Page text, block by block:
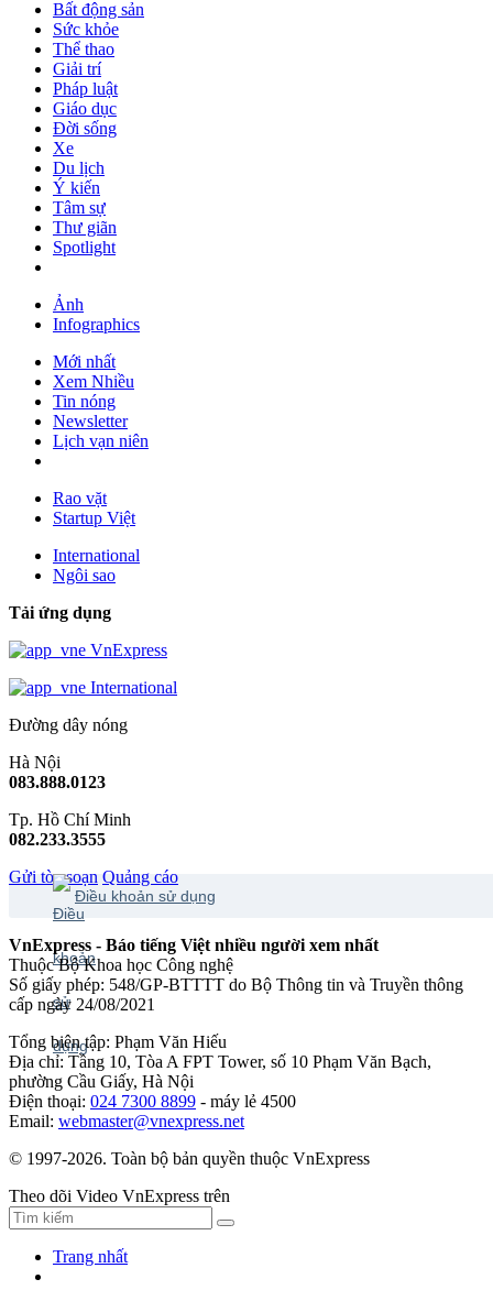
Bất động sản
Sức khỏe
Thể thao
Giải trí
Pháp luật
Giáo dục
Đời sống
Xe
Du lịch
Ý kiến
Tâm sự
Thư giãn
Spotlight
Ảnh
Infographics
Mới nhất
Xem Nhiều
Tin nóng
Newsletter
Lịch vạn niên
Rao vặt
Startup Việt
International
Ngôi sao
Tải ứng dụng
VnExpress
International
Đường dây nóng
Hà Nội
083.888.0123
Tp. Hồ Chí Minh
082.233.3555
Gửi tòa soạn Quảng cáo
Điều khoản sử dụng
VnExpress - Báo tiếng Việt nhiều người xem nhất
Thuộc Bộ Khoa học Công nghệ
Số giấy phép: 548/GP-BTTTT do Bộ Thông tin và Truyền thông
cấp ngày 24/08/2021
Tổng biên tập: Phạm Văn Hiếu
Địa chỉ: Tầng 10, Tòa A FPT Tower, số 10 Phạm Văn Bạch,
phường Cầu Giấy, Hà Nội
Điện thoại: 024 7300 8899 - máy lẻ 4500
Email: webmaster@vnexpress.net
© 1997-2026. Toàn bộ bản quyền thuộc VnExpress
Theo dõi Video VnExpress trên
Trang nhất